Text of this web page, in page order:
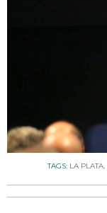
TAGS: LA PLATA,